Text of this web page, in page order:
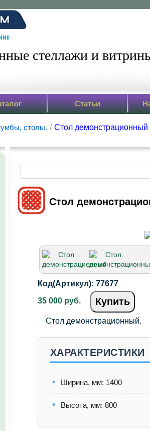
стеллажи и
Статьи
столы. / Стол демонстрационный
Стол
Код(Артикул): 77677
35 000 руб. Купить
Стол демонстрационный.
ХАРАКТЕРИСТИКИ
Ширина, мм: 1400
Высота, мм: 800